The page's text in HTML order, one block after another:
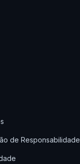
de Responsabilidade